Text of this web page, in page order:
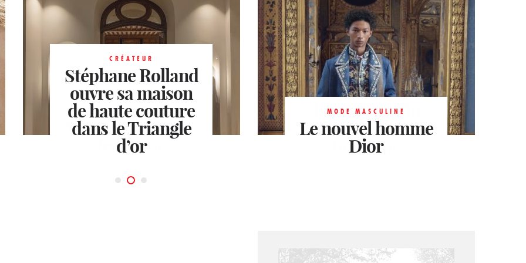
MODE FÉMININE
Monogram Louis
Vuittonune icône
française
MODE
Baziszt a enfin
ouvert une
boutique
CRÉATEUR
Stéphane Rolland
ouvre sa maison
de haute couture
dans le Triangle
d’or
MODE MASCULINE
Le nouvel homme
Dior
DÉFILÉS
De si précieuses
silhouettes